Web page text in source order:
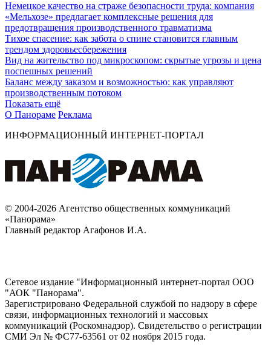
Немецкое качество на страже безопасности труда: компания
«Мельхозе» предлагает комплексные решения для
предотвращения производственного травматизма
Тихое спасение: как забота о спине становится главным
трендом здоровьесбережения
Вид на жительство под микроскопом: скрытые угрозы и цена
поспешных решений
Баланс между заказом и возможностью: как управляют
производственным потоком
Показать ещё
О Панораме Реклама
ИНФОРМАЦИОННЫЙ ИНТЕРНЕТ-ПОРТАЛ
© 2004-2026 Агентство общественных коммуникаций
«Панорама»
Главный редактор Агафонов И.А.
Сетевое издание "Информационный интернет-портал ООО
"АОК "Панорама".
Зарегистрировано Федеральной службой по надзору в сфере
связи, информационных технологий и массовых
коммуникаций (Роскомнадзор). Cвидетельство о регистрации
СМИ Эл № ФС77-63561 от 02 ноября 2015 года.